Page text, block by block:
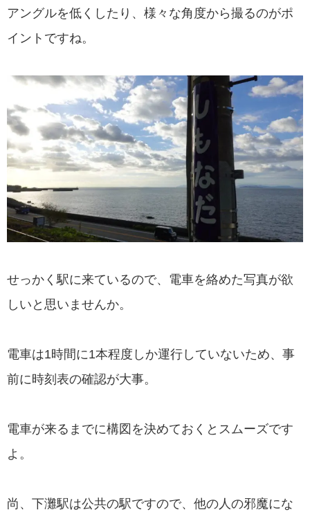
アングルを低くしたり、様々な角度から撮るのがポ
イントですね。
せっかく駅に来ているので、電車を絡めた写真が欲
しいと思いませんか。
電車は1時間に1本程度しか運行していないため、事
前に時刻表の確認が大事。
電車が来るまでに構図を決めておくとスムーズです
よ。
尚、下灘駅は公共の駅ですので、他の人の邪魔にな